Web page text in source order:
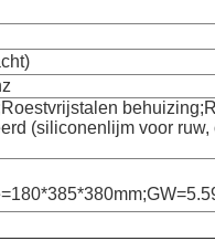
(siliconenlijm voor